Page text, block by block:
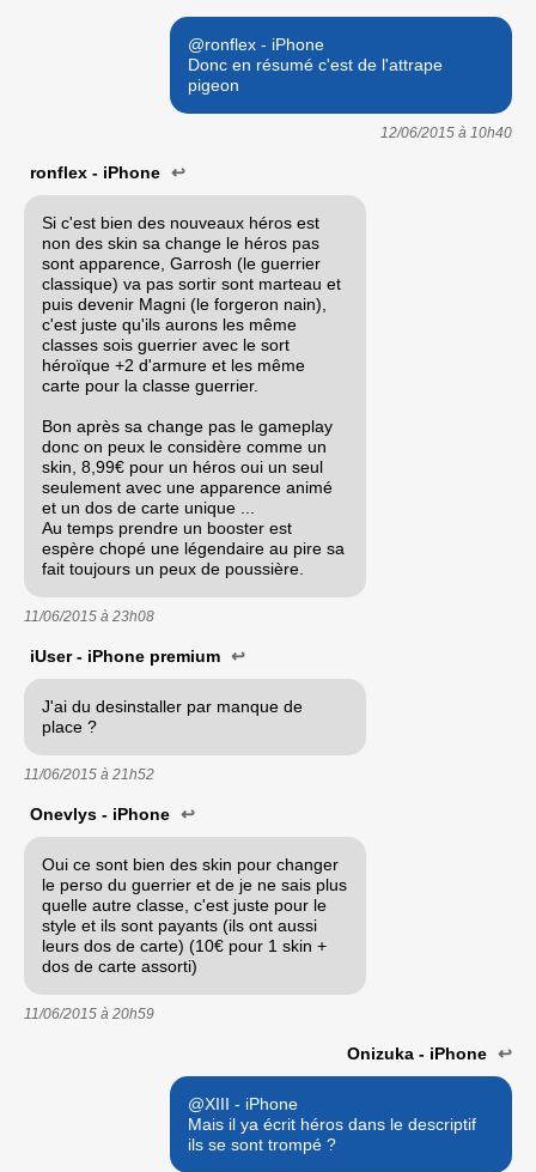
@ronflex - iPhone
Donc en résumé c'est de l'attrape
pigeon
12/06/2015 à 10h40
ronflex - iPhone ↩
Si c'est bien des nouveaux héros est
non des skin sa change le héros pas
sont apparence, Garrosh (le guerrier
classique) va pas sortir sont marteau et
puis devenir Magni (le forgeron nain),
c'est juste qu'ils aurons les même
classes sois guerrier avec le sort
héroïque +2 d'armure et les même
carte pour la classe guerrier.
Bon après sa change pas le gameplay
donc on peux le considère comme un
skin, 8,99€ pour un héros oui un seul
seulement avec une apparence animé
et un dos de carte unique ...
Au temps prendre un booster est
espère chopé une légendaire au pire sa
fait toujours un peux de poussière.
11/06/2015 à 23h08
iUser - iPhone premium ↩
J'ai du desinstaller par manque de
place ?
11/06/2015 à 21h52
Onevlys - iPhone ↩
Oui ce sont bien des skin pour changer
le perso du guerrier et de je ne sais plus
quelle autre classe, c'est juste pour le
style et ils sont payants (ils ont aussi
leurs dos de carte) (10€ pour 1 skin +
dos de carte assorti)
11/06/2015 à 20h59
Onizuka - iPhone ↩
@XIII - iPhone
Mais il ya écrit héros dans le descriptif
ils se sont trompé ?